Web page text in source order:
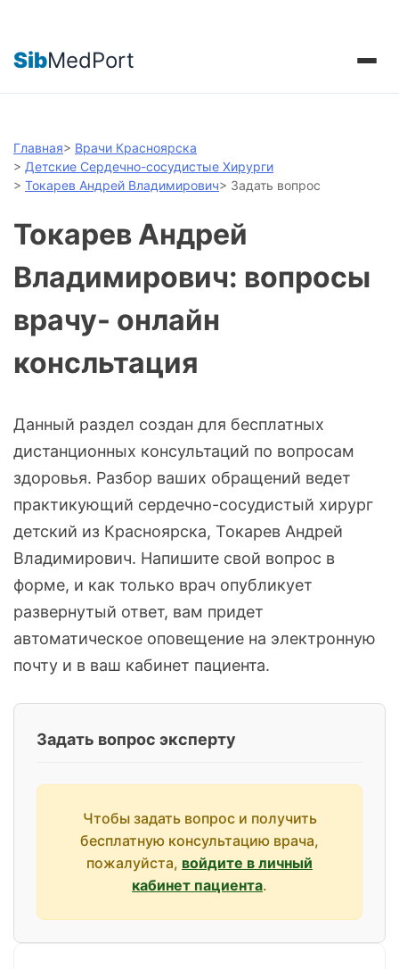
SibMedPort
Главная> Врачи Красноярска
> Детские Сердечно-сосудистые Хирурги
> Токарев Андрей Владимирович> Задать вопрос
Токарев Андрей
Владимирович: вопросы
врачу- онлайн
консльтация
Данный раздел создан для бесплатных
дистанционных консультаций по вопросам
здоровья. Разбор ваших обращений ведет
практикующий сердечно-сосудистый хирург
детский из Красноярска, Токарев Андрей
Владимирович. Напишите свой вопрос в
форме, и как только врач опубликует
развернутый ответ, вам придет
автоматическое оповещение на электронную
почту и в ваш кабинет пациента.
Задать вопрос эксперту
Чтобы задать вопрос и получить
бесплатную консультацию врача,
пожалуйста, войдите в личный
кабинет пациента.